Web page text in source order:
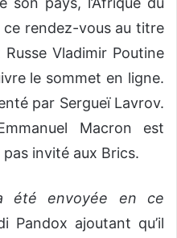
rendez-vous au titre
Russe Vladimir Poutine
le sommet en ligne.
par Sergueï Lavrov.
Macron est
pas invité aux Brics.
été envoyée en ce
Pandox ajoutant qu’il